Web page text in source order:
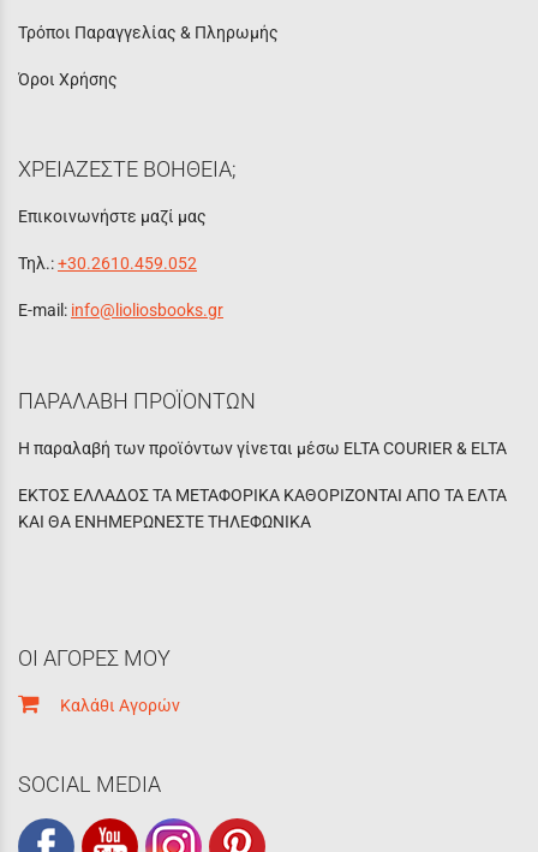
Τρόποι Παραγγελίας & Πληρωμής
Όροι Χρήσης
ΧΡΕΙΑΖΕΣΤΕ ΒΟΗΘΕΙΑ;
Επικοινωνήστε μαζί μας
Τηλ.:+30.2610.459.052
E-mail: info@lioliosbooks.gr
ΠΑΡΑΛΑΒΗ ΠΡΟΪΟΝΤΩΝ
Η παραλαβή των προϊόντων γίνεται μέσω ELTA COURIER & ELTA
ΕΚΤΟΣ ΕΛΛΑΔΟΣ ΤΑ ΜΕΤΑΦΟΡΙΚΑ ΚΑΘΟΡΙΖΟΝΤΑΙ ΑΠΟ ΤΑ ΕΛΤΑ
ΚΑΙ ΘΑ ΕΝΗΜΕΡΩΝΕΣΤΕ ΤΗΛΕΦΩΝΙΚΑ
ΟΙ ΑΓΟΡΕΣ ΜΟΥ
Καλάθι Αγορών
SOCIAL MEDIA